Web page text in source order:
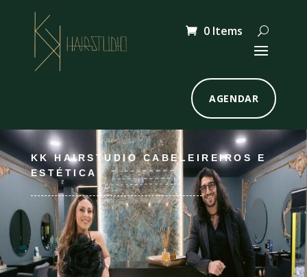
0 Items
AGENDAR
KK HAIRSTUDIO CABELEIREIROS E
ESTÉTICA